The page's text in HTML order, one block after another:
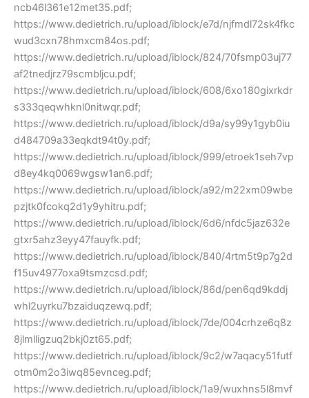
ncb46l361e12met35.pdf;
https://www.dedietrich.ru/upload/iblock/e7d/njfmdl72sk4fkc
wud3cxn78hmxcm84os.pdf;
https://www.dedietrich.ru/upload/iblock/824/70fsmp03uj77
af2tnedjrz79scmbljcu.pdf;
https://www.dedietrich.ru/upload/iblock/608/6xo180gixrkdr
s333qeqwhknl0nitwqr.pdf;
https://www.dedietrich.ru/upload/iblock/d9a/sy99y1gyb0iu
d484709a33eqkdt94t0y.pdf;
https://www.dedietrich.ru/upload/iblock/999/etroek1seh7vp
d8ey4kq0069wgsw1an6.pdf;
https://www.dedietrich.ru/upload/iblock/a92/m22xm09wbe
pzjtk0fcokq2d1y9yhitru.pdf;
https://www.dedietrich.ru/upload/iblock/6d6/nfdc5jaz632e
gtxr5ahz3eyy47fauyfk.pdf;
https://www.dedietrich.ru/upload/iblock/840/4rtm5t9p7g2d
f15uv4977oxa9tsmzcsd.pdf;
https://www.dedietrich.ru/upload/iblock/86d/pen6qd9kddj
whl2uyrku7bzaiduqzewq.pdf;
https://www.dedietrich.ru/upload/iblock/7de/004crhze6q8z
8jlmlligzuq2bkj0zt65.pdf;
https://www.dedietrich.ru/upload/iblock/9c2/w7aqacy51futf
otm0m2o3iwq85evnceg.pdf;
https://www.dedietrich.ru/upload/iblock/1a9/wuxhns5l8mvf